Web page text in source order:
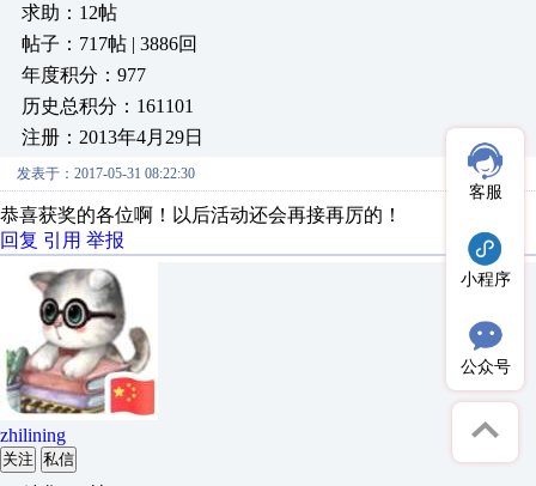
求助：12帖
帖子：717帖 | 3886回
年度积分：977
历史总积分：161101
注册：2013年4月29日
发表于：2017-05-31 08:22:30
恭喜获奖的各位啊！以后活动还会再接再厉的！
回复 引用 举报
zhilining
关注 私信
客服
小程序
公众号